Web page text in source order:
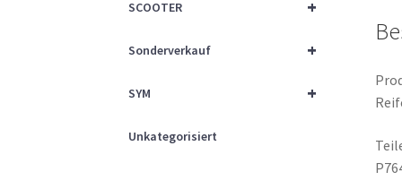
+
SCOOTER
+
Sonderverkauf
+
SYM
Unkategorisiert